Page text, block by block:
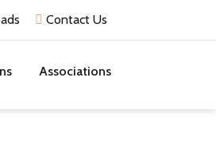
Contact Us
Associations